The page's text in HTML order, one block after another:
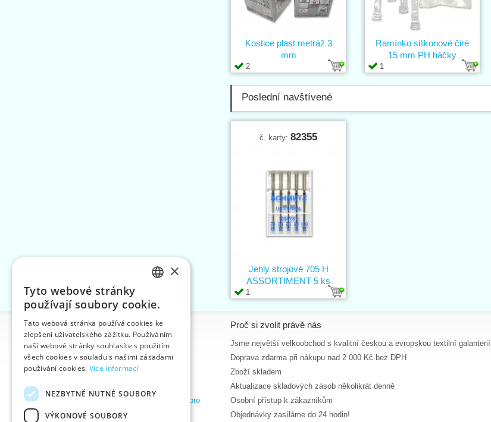
2
Kostice plast metráž 3
mm
1
Ramínko silikonové čiré
15 mm PH háčky
Poslední navštívené
č. karty: 82355
1
Jehly strojové 705 H
ASSORTIMENT 5 ks
Informace
Úvodní strana
Kontakt
Mapa stránek
Obchodní podmínky e-shopu VTC, a.s. pro
zákazníky z České republiky
Proč si zvolit právě nás
Jsme největší velkoobchod s kvalitní českou a evropskou textilní galanterií
Doprava zdarma při nákupu nad 2 000 Kč bez DPH
Zboží skladem
Aktualizace skladových zásob několikrát denně
Osobní přístup k zákazníkům
Objednávky zasíláme do 24 hodin!
ENGLISH
GERMAN
×
Tyto webové stránky
používají soubory cookie.
Tato webová stránka používá cookies ke
zlepšení uživatelského zážitku. Používáním
naší webové stránky souhlasíte s použitím
všech cookies v souladu s našimi zásadami
používání cookies. Více informací
NEZBYTNĚ NUTNÉ SOUBORY
VÝKONOVÉ SOUBORY